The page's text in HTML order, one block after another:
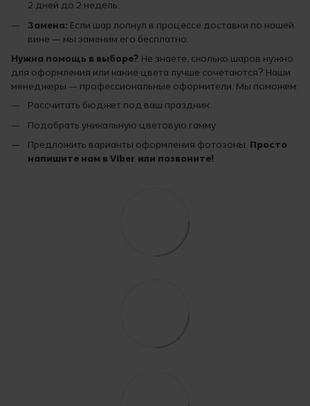
2 дней до 2 недель.
Замена: Если шар лопнул в процессе доставки по нашей
вине — мы заменим его бесплатно.
Нужна помощь в выборе? Не знаете, сколько шаров нужно
для оформления или какие цвета лучше сочетаются? Наши
менеджеры — профессиональные оформители. Мы поможем:
Рассчитать бюджет под ваш праздник.
Подобрать уникальную цветовую гамму.
Предложить варианты оформления фотозоны. Просто
напишите нам в Viber или позвоните!